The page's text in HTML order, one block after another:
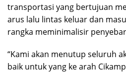
transportasi yang bertujuan
arus lalu lintas keluar dan
rangka meminimalisir
“Kami akan menutup seluruh
baik untuk yang ke arah